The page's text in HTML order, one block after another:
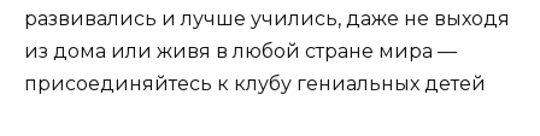
развивались и лучше учились, даже не выходя
из дома или живя в любой стране мира —
присоединяйтесь к клубу гениальных детей